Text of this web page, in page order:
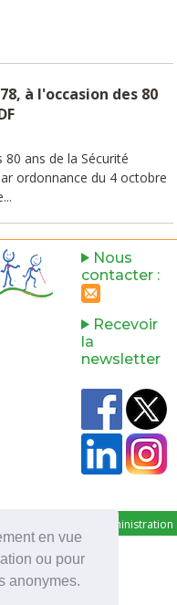
en vue
ou pour
anonymes.
à l'occasion des 80
80 ans de la Sécurité
ordonnance du 4 octobre
Nous
contacter :
Recevoir
la
newsletter
Administration
web © 2026